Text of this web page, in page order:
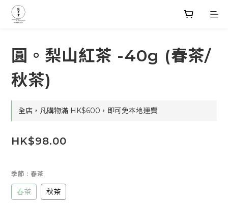
圓。梨山紅茶 -40g (春茶/
秋茶)
全店，凡購物滿 HK$600，即可免本地運費
HK$98.00
季節 : 春茶
春茶 秋茶